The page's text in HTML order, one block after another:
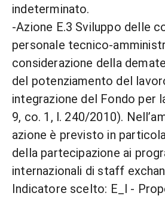
indeterminato.
-Azione E.3 Sviluppo delle
personale tecnico-
considerazione della
del potenziamento del
integrazione del Fondo per
9, co. 1, l. 240/2010).
azione è previsto in
della partecipazione ai
internazionali di staff
Indicatore scelto: E_l -